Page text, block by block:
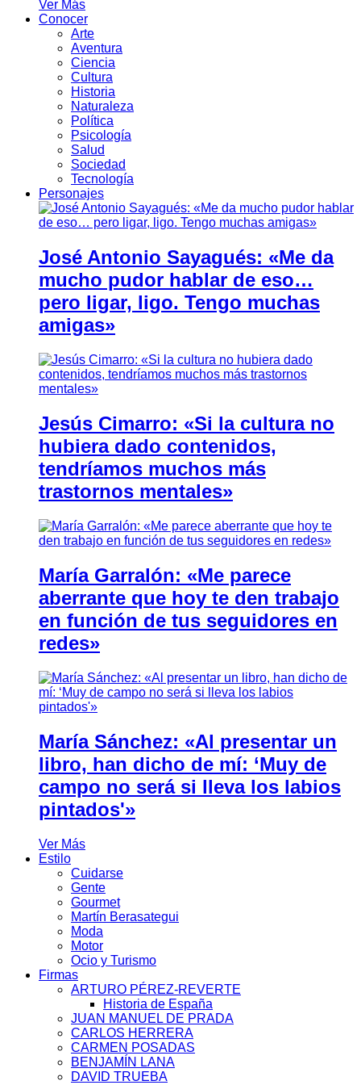
Ver Más
Conocer
Arte
Aventura
Ciencia
Cultura
Historia
Naturaleza
Política
Psicología
Salud
Sociedad
Tecnología
Personajes
José Antonio Sayagués: «Me da
mucho pudor hablar de eso…
pero ligar, ligo. Tengo muchas
amigas»
Jesús Cimarro: «Si la cultura no
hubiera dado contenidos,
tendríamos muchos más
trastornos mentales»
María Garralón: «Me parece
aberrante que hoy te den trabajo
en función de tus seguidores en
redes»
María Sánchez: «Al presentar un
libro, han dicho de mí: ‘Muy de
campo no será si lleva los labios
pintados'»
Ver Más
Estilo
Cuidarse
Gente
Gourmet
Martín Berasategui
Moda
Motor
Ocio y Turismo
Firmas
ARTURO PÉREZ-REVERTE
Historia de España
JUAN MANUEL DE PRADA
CARLOS HERRERA
CARMEN POSADAS
BENJAMÍN LANA
DAVID TRUEBA